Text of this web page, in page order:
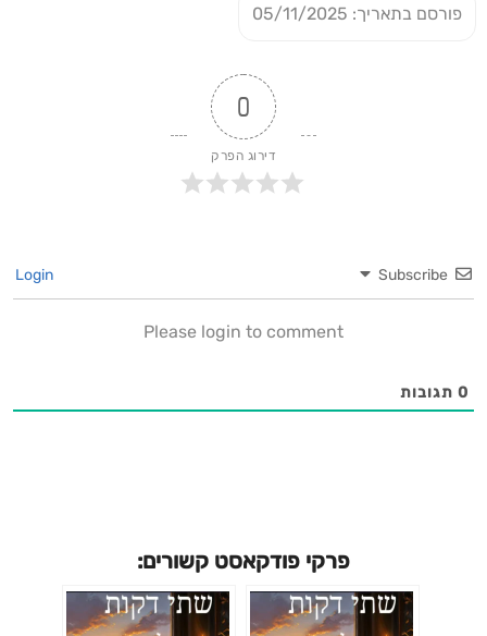
פורסם בתאריך: 05/11/2025
0
דירוג הפרק
Subscribe
Please login to comment
0 תגובות
פרקי פודקאסט קשורים: